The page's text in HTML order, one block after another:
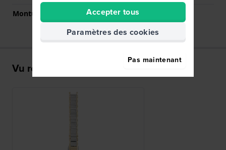
Monture droite
Non
Vu récemment
Accepter tous
Paramètres des cookies
Pas maintenant